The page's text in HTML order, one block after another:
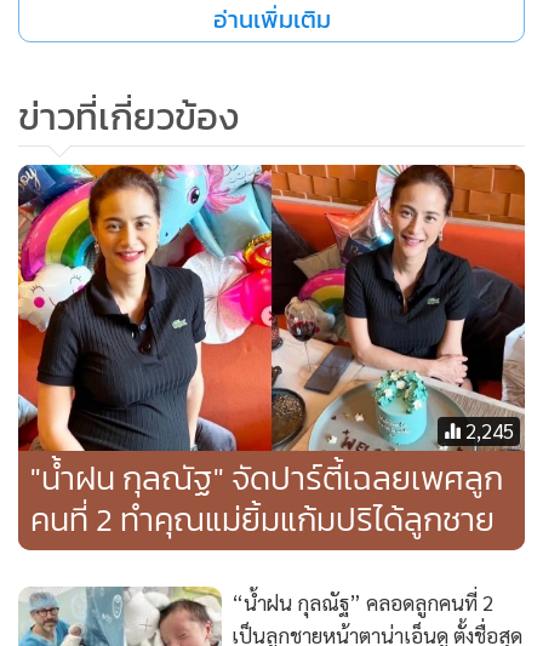
อ่านเพิ่มเติม
ข่าวที่เกี่ยวข้อง
2,245
"น้ำฝน กุลณัฐ" จัดปาร์ตี้เฉลยเพศลูก
คนที่ 2 ทำคุณแม่ยิ้มแก้มปริได้ลูกชาย
“น้ำฝน กุลณัฐ” คลอดลูกคนที่ 2
เป็นลูกชายหน้าตาน่าเอ็นดู ตั้งชื่อสุด